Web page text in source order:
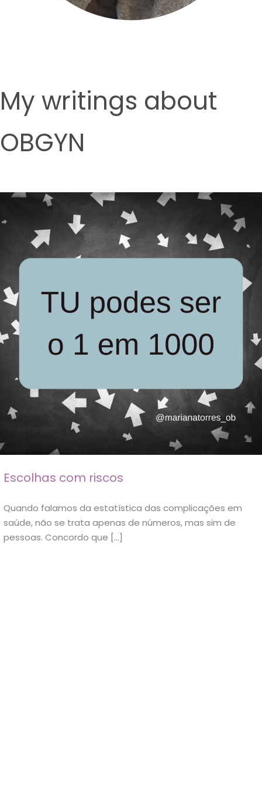
My writings about
OBGYN
Escolhas com riscos
Quando falamos da estatística das complicações em
saúde, não se trata apenas de números, mas sim de
pessoas. Concordo que […]